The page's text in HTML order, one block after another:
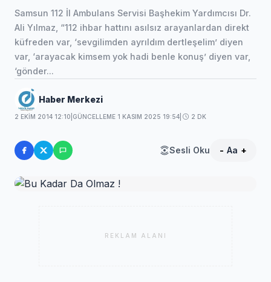
Samsun 112 İl Ambulans Servisi Başhekim Yardımcısı Dr.
Ali Yılmaz, “112 ihbar hattını asılsız arayanlardan direkt
küfreden var, ‘sevgilimden ayrıldım dertleşelim’ diyen
var, ‘arayacak kimsem yok hadi benle konuş’ diyen var,
‘gönder...
Haber Merkezi
2 EKIM 2014 12:10 GÜNCELLEME 1 KASIM 2025 19:54 2 DK
Sesli Oku - Aa +
REKLAM ALANI